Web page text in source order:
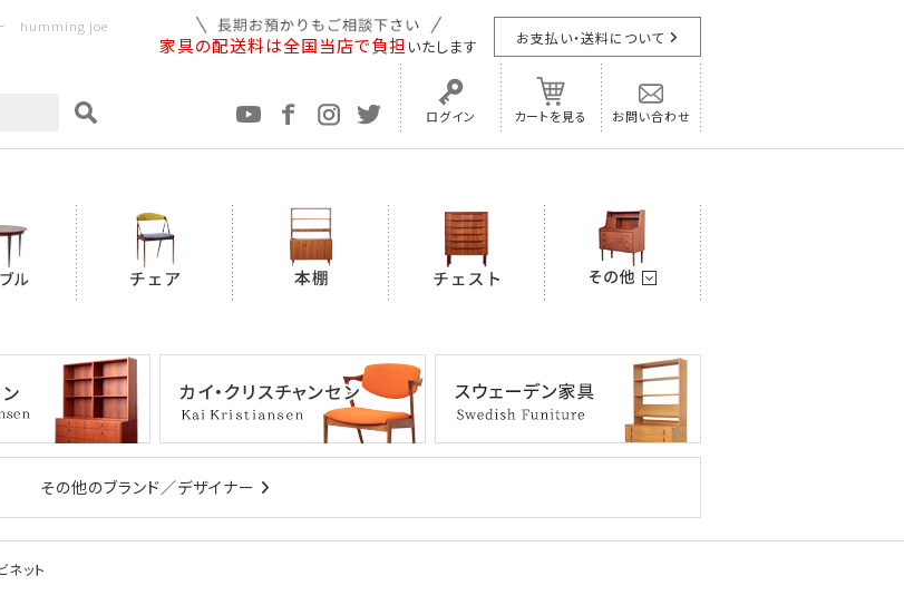
ー humming joe
家具の配送料は全国当店で負担 いたします お支払い・送料について
ログイン カートを見る お問い合わせ
その他のブランド／デザイナー
ネット